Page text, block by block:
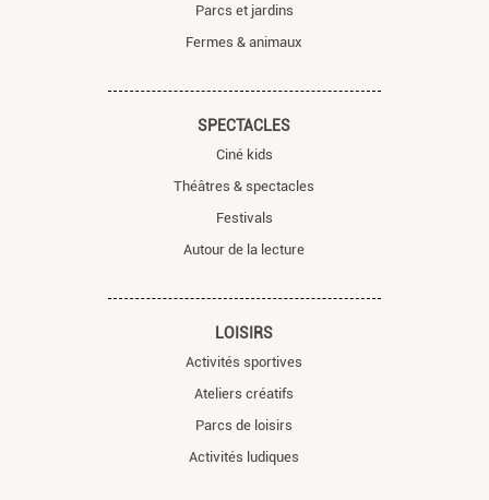
Parcs et jardins
Fermes & animaux
SPECTACLES
Ciné kids
Théâtres & spectacles
Festivals
Autour de la lecture
LOISIRS
Activités sportives
Ateliers créatifs
Parcs de loisirs
Activités ludiques